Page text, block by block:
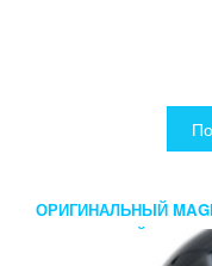
ОРИГИНАЛЬНЫЙ
ПОДАРОЧНОЙ